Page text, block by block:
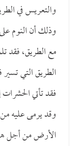
والتعريس في
وذلك أن النوم
مع الطريق، فقد
الطريق التي
فقد تأتي
وقد يرمى عليه
الأرض من أجل